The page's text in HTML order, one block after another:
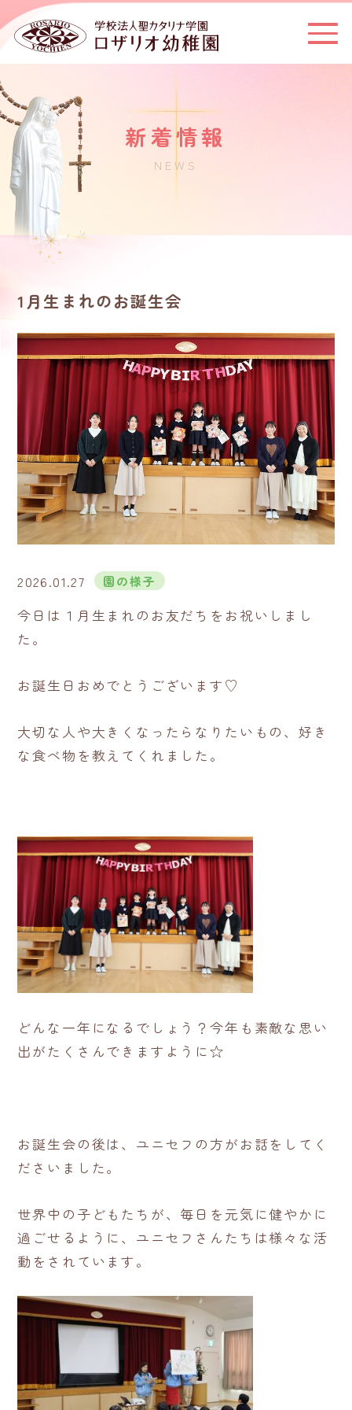
新着情報
NEWS
1月生まれのお誕生会
2026.01.27 園の様子
今日は１月生まれのお友だちをお祝いしまし
た。
お誕生日おめでとうございます♡
大切な人や大きくなったらなりたいもの、好き
な食べ物を教えてくれました。
どんな一年になるでしょう？今年も素敵な思い
出がたくさんできますように☆
お誕生会の後は、ユニセフの方がお話をしてく
ださいました。
世界中の子どもたちが、毎日を元気に健やかに
過ごせるように、ユニセフさんたちは様々な活
動をされています。